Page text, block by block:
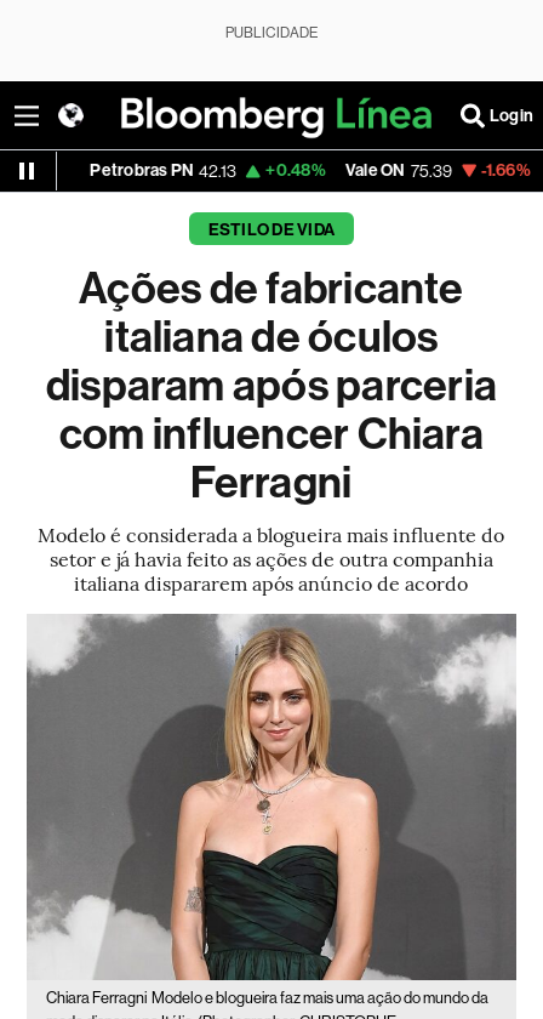
PUBLICIDADE
Login
Petrobras PN 42.13 +0.48% Vale ON 75.39 -1.66% Itaú PN
ESTILO DE VIDA
Ações de fabricante
italiana de óculos
disparam após parceria
com influencer Chiara
Ferragni
Modelo é considerada a blogueira mais influente do
setor e já havia feito as ações de outra companhia
italiana dispararem após anúncio de acordo
Chiara Ferragni Modelo e blogueira faz mais uma ação do mundo da